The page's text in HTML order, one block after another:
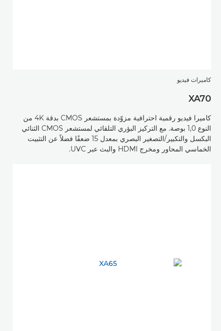
كاميرات فيديو
XA70
كاميرا فيديو رقمية احترافية مزوّدة بمستشعر CMOS بدقة 4K من
النوع 1,0 بوصة. مع التركيز البؤري التلقائي لمستشعر CMOS الثنائي
البكسل والتكبير/التصغير البصري بمعدل 15 ضعفًا فضلاً عن التثبيت
الخماسي المحاور ومخرج HDMI والبث عبر UVC.